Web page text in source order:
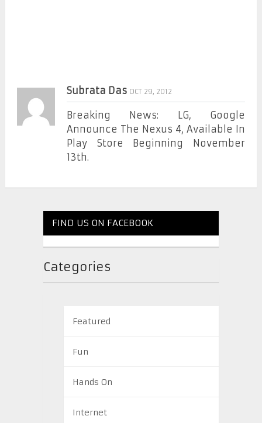
Subrata Das OCT 29, 2012
Breaking News: LG, Google
Announce The Nexus 4, Available In
Play Store Beginning November
13th.
FIND US ON FACEBOOK
Categories
Featured
Fun
Hands On
Internet